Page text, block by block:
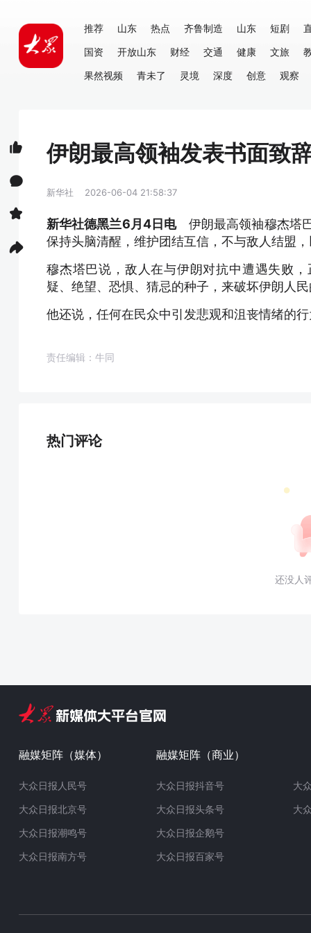
推荐 山东 热点 齐鲁制造 山东 短剧
国资
开放山东 财经 交通 健康 文旅
果然视频
青未了 灵境 深度 创意 观察
伊朗最高领袖发表书面致
新华社 2026-06-04 21:58:37
新华社德黑兰6月4日电伊朗最高领袖穆杰塔巴
保持头脑清醒，维护团结互信，不与敌人结盟
穆杰塔巴说，敌人在与伊朗对抗中遭遇失败
疑、绝望、恐惧、猜忌的种子，来破坏伊朗人
他还说，任何在民众中引发悲观和沮丧情绪的
责任编辑：牛同
热门评论
还没人
融媒矩阵（媒体）
大众日报人民号
大众日报北京号
大众日报潮鸣号
大众日报南方号
融媒矩阵（商业）
大众日报抖音号
大众日报头条号
大众日报企鹅号
大众日报百家号
大
大